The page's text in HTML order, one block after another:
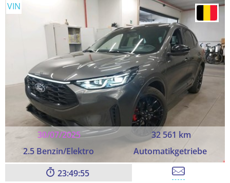
30/07/2025
32 561 km
2.5 Benzin/Elektro
Automatikgetriebe
VIN
23:49:54